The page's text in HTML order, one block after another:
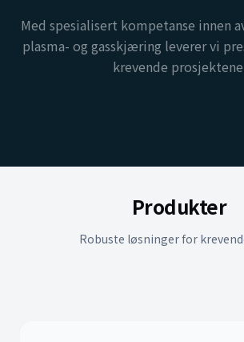
Med spesialisert kompetanse innen
plasma- og gasskjæring leverer vi
krevende
Produkter
Robuste løsninger for